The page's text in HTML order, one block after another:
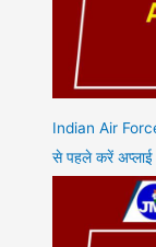
Indian Air
से पहले करें अप्लाई